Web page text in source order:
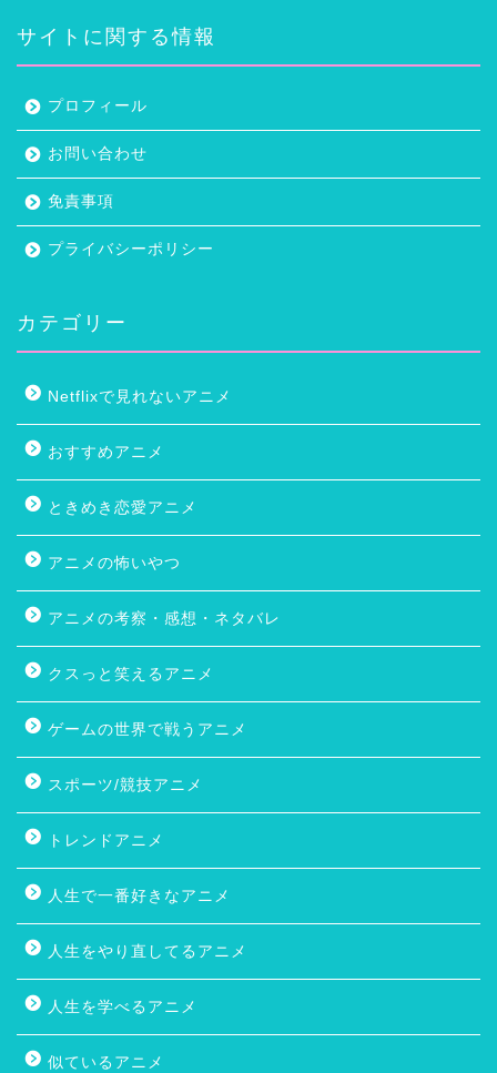
サイトに関する情報
プロフィール
お問い合わせ
免責事項
プライバシーポリシー
カテゴリー
Netflixで見れないアニメ
おすすめアニメ
ときめき恋愛アニメ
アニメの怖いやつ
アニメの考察・感想・ネタバレ
クスっと笑えるアニメ
ゲームの世界で戦うアニメ
スポーツ/競技アニメ
トレンドアニメ
人生で一番好きなアニメ
人生をやり直してるアニメ
人生を学べるアニメ
似ているアニメ